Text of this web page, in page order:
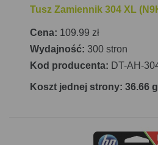
Tusz Zamiennik 304 XL
Cena: 109.99 zł
Wydajność: 300 stron
Kod producenta: DT-AH-
Koszt jednej strony: 36.66